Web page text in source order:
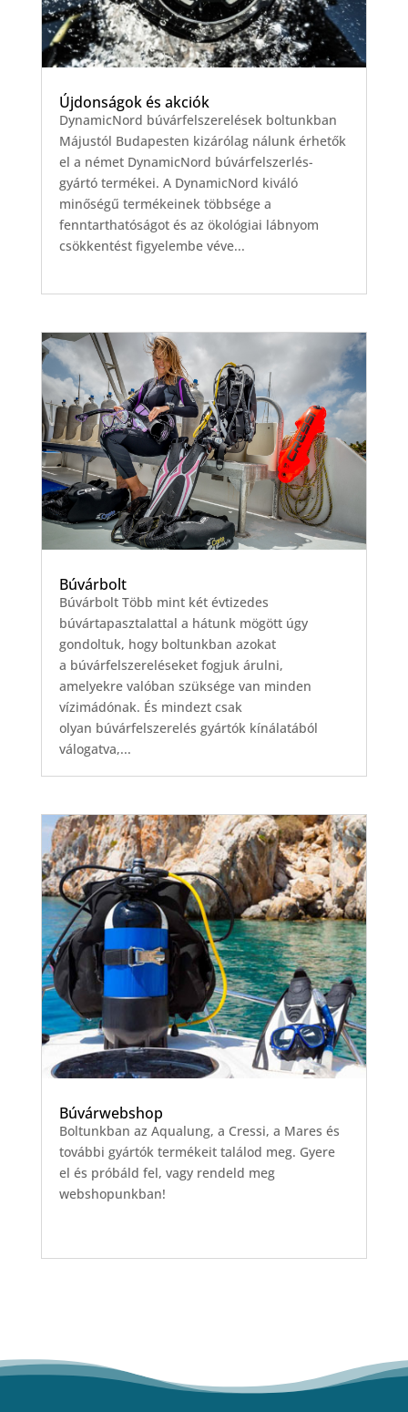
Újdonságok és akciók
DynamicNord búvárfelszerelések boltunkban
Májustól Budapesten kizárólag nálunk érhetők
el a német DynamicNord búvárfelszerlés-
gyártó termékei. A DynamicNord kiváló
minőségű termékeinek többsége a
fenntarthatóságot és az ökológiai lábnyom
csökkentést figyelembe véve...
Búvárbolt
Búvárbolt Több mint két évtizedes
búvártapasztalattal a hátunk mögött úgy
gondoltuk, hogy boltunkban azokat
a búvárfelszereléseket fogjuk árulni,
amelyekre valóban szüksége van minden
vízimádónak. És mindezt csak
olyan búvárfelszerelés gyártók kínálatából
válogatva,...
Búvárwebshop
Boltunkban az Aqualung, a Cressi, a Mares és
további gyártók termékeit találod meg. Gyere
el és próbáld fel, vagy rendeld meg
webshopunkban!